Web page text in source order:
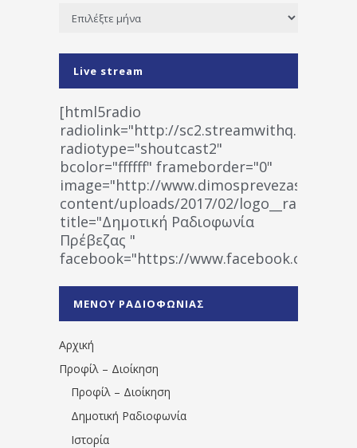
Ιστορικό
Live stream
[html5radio
radiolink="http://
radiotype="shoutcast2"
bcolor="ffffff" frameborder="0"
image="http://www.dimosprevezas.gr/wp-
content/uploads/2017/02/
title="Δημοτική Ραδιοφωνία
Πρέβεζας "
facebook="https://www.facebook.com/
1531194763766854/" artist="" ]
ΜΕΝΟΥ ΡΑΔΙΟΦΩΝΙΑΣ
Αρχική
Προφίλ – Διοίκηση
Προφίλ – Διοίκηση
Δημοτική Ραδιοφωνία
Ιστορία